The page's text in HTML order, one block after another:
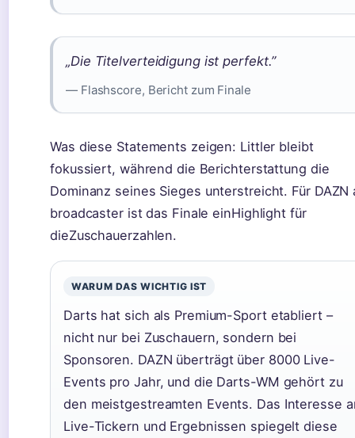
„Die Titelverteidigung ist perfekt.”
— Flashscore, Bericht zum Finale
Was diese Statements zeigen: Littler bleibt
fokussiert, während die Berichterstattung die
Dominanz seines Sieges unterstreicht. Für DAZN
broadcaster ist das Finale einHighlight für
dieZuschauerzahlen.
WARUM DAS WICHTIG IST
Darts hat sich als Premium-Sport etabliert –
nicht nur bei Zuschauern, sondern bei
Sponsoren. DAZN überträgt über 8000 Live-
Events pro Jahr, und die Darts-WM gehört zu
den meistgestreamten Events. Das Interesse
Live-Tickern und Ergebnissen spiegelt diese